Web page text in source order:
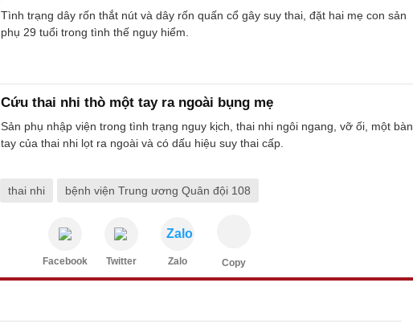
Tình trạng dây rốn thắt nút và dây rốn quấn cổ gây suy thai, đặt hai mẹ con sản
phụ 29 tuổi trong tình thế nguy hiểm.
Cứu thai nhi thò một tay ra ngoài bụng mẹ
Sản phụ nhập viện trong tình trạng nguy kịch, thai nhi ngôi ngang, vỡ ối, một bàn
tay của thai nhi lọt ra ngoài và có dấu hiệu suy thai cấp.
thai nhi bệnh viện Trung ương Quân đội 108
Facebook Twitter
Zalo
Zalo Copy